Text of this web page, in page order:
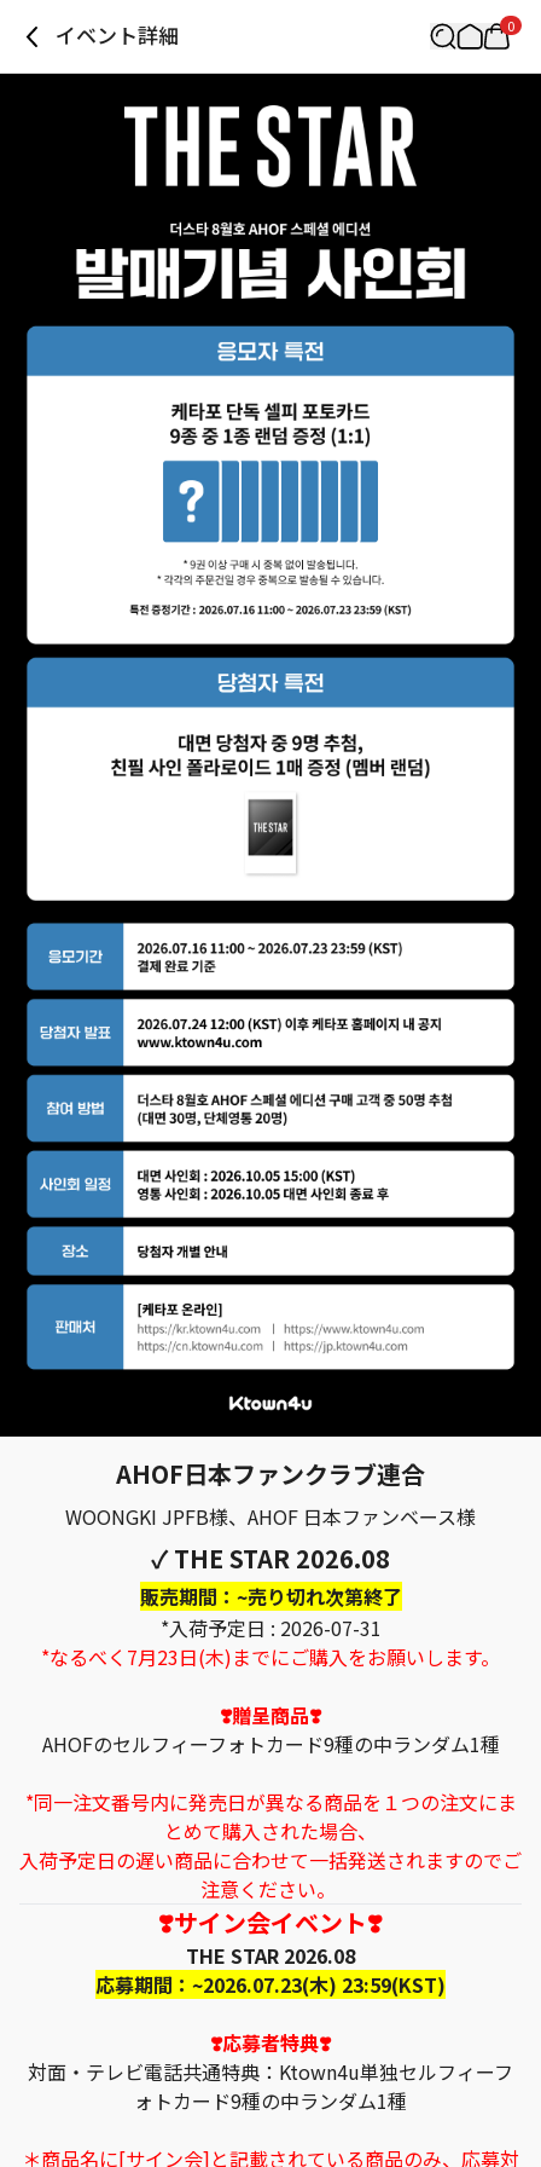
イベント詳細 0
AHOF日本ファンクラブ連合
WOONGKI JPFB様、AHOF 日本ファンベース様
✓ THE STAR 2026.08
販売期間：~売り切れ次第終了
*入荷予定日 : 2026-07-31
*なるべく7月23日(木)までにご購入をお願いします。
❣️贈呈商品❣️
AHOFのセルフィーフォトカード9種の中ランダム1種
*同一注文番号内に発売日が異なる商品を１つの注文にま
とめて購入された場合、
入荷予定日の遅い商品に合わせて一括発送されますのでご
注意ください。
❣️サイン会イベント❣️
THE STAR 2026.08
応募期間：~2026.07.23(木) 23:59(KST)
❣️応募者特典❣️
対面・テレビ電話共通特典：Ktown4u単独セルフィーフ
ォトカード9種の中ランダム1種
＊商品名に[サイン会]と記載されている商品のみ、応募対